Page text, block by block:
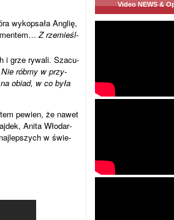
wykop­sała Anglię,
Z rze­mieśl­
i grze rywali. Sza­cu­
Nie róbmy w przy­
obiad, w co była
pewien, że nawet
Anita Wło­dar­
w świe­
Video NEWS &